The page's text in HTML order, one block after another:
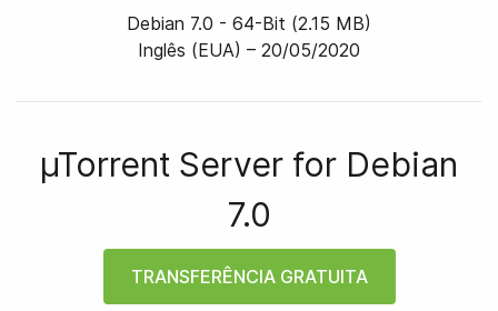
Debian 7.0 - 64-bit (2.15 MB)
Inglês (EUA) – 20/05/2020
µTorrent Server for Debian
7.0
TRANSFERÊNCIA GRATUITA